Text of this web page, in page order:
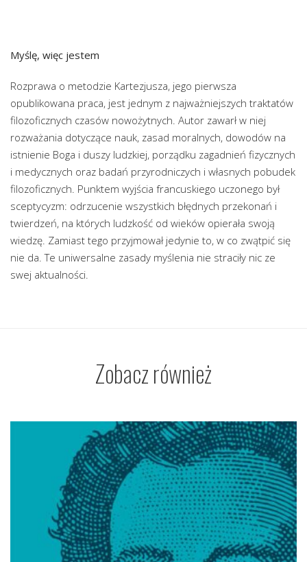
Myślę, więc jestem
Rozprawa o metodzie Kartezjusza, jego pierwsza
opublikowana praca, jest jednym z najważniejszych traktatów
filozoficznych czasów nowożytnych. Autor zawarł w niej
rozważania dotyczące nauk, zasad moralnych, dowodów na
istnienie Boga i duszy ludzkiej, porządku zagadnień fizycznych
i medycznych oraz badań przyrodniczych i własnych pobudek
filozoficznych. Punktem wyjścia francuskiego uczonego był
sceptycyzm: odrzucenie wszystkich błędnych przekonań i
twierdzeń, na których ludzkość od wieków opierała swoją
wiedzę. Zamiast tego przyjmował jedynie to, w co zwątpić się
nie da. Te uniwersalne zasady myślenia nie straciły nic ze
swej aktualności.
Zobacz również